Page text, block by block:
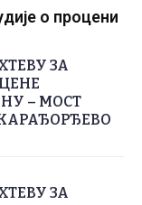
о процени
ЗА
– МОСТ
ЗА